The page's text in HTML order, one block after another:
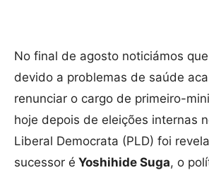
No final de agosto noticiámos que
devido a problemas de saúde
renunciar o cargo de primeiro-
hoje depois de eleições internas
Liberal Democrata (PLD) foi
sucessor é Yoshihide Suga, o